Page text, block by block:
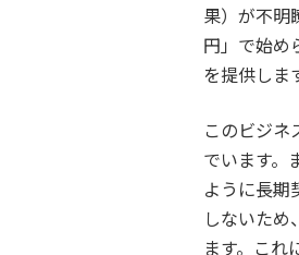
果）が不明
円」で始め
を提供しま
このビジ
でいます。
ように長期
しないた
ます。これ